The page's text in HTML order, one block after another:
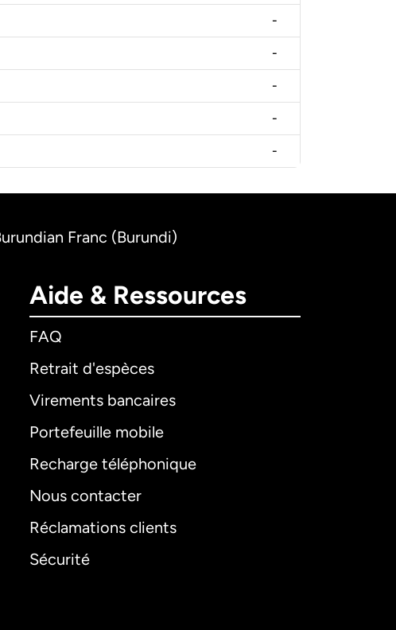
-
-
-
-
-
Franc (Burundi)
Aide & Ressources
FAQ
Retrait d'espèces
Virements bancaires
Portefeuille mobile
Recharge téléphonique
Nous contacter
Réclamations clients
Sécurité